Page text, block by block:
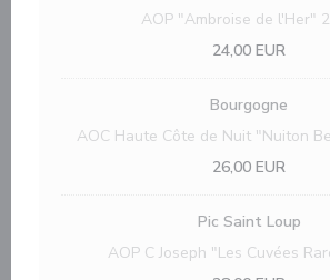
AOP "Ambroise de l'Her"
24,00 EUR
Bourgogne
AOC Haute Côte de Nuit "Nuiton
26,00 EUR
Pic Saint Loup
AOP C Joseph "Les Cuvées